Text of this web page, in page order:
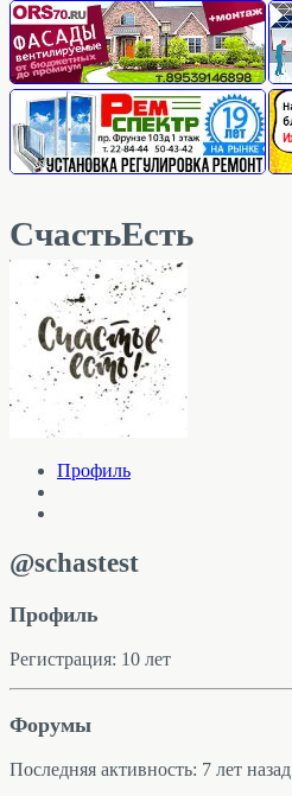
СчастьЕсть
Профиль
@schastest
Профиль
Регистрация: 10 лет
Форумы
Последняя активность: 7 лет назад